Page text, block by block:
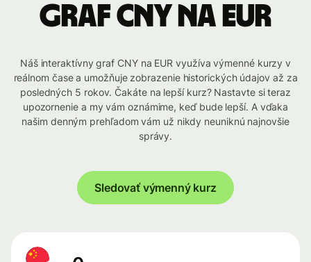
graf CNY na EUR
Náš interaktívny graf CNY na EUR využíva výmenné kurzy v
reálnom čase a umožňuje zobrazenie historických údajov až za
posledných 5 rokov. Čakáte na lepší kurz? Nastavte si teraz
upozornenie a my vám oznámime, keď bude lepší. A vďaka
našim denným prehľadom vám už nikdy neuniknú najnovšie
správy.
Sledovať výmenný kurz